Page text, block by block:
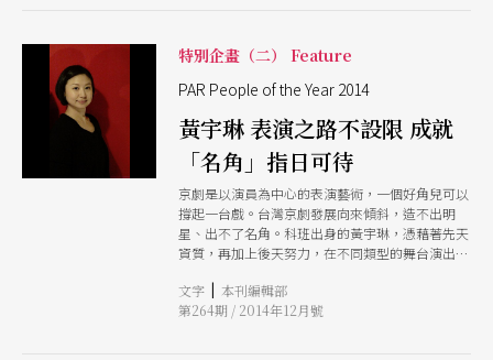
特別企畫（二） Feature
PAR People of the Year 2014
黃宇琳 表演之路不設限 成就
「名角」指日可待
京劇是以演員為中心的表演藝術，一個好角兒可以
撐起一台戲。台灣京劇發展向來傾斜，造不出明
星、出不了名角。科班出身的黃宇琳，憑藉著先天
資質，再加上後天努力，在不同類型的舞台演出中
台灣下一個京劇名角的誕生。
文字 | 本刊編輯部
第264期 / 2014年12月號